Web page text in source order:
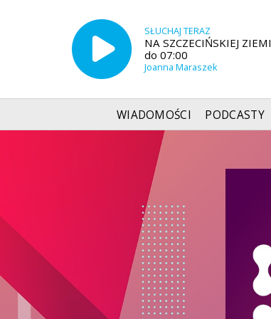
SŁUCHAJ TERAZ
NA SZCZECIŃSKIEJ ZIEMI
do 07:00
Joanna Maraszek
WIADOMOŚCI PODCASTY